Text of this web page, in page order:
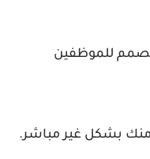
في اليوم، مصمم للموظفين
منك بشكل غير مباشر.